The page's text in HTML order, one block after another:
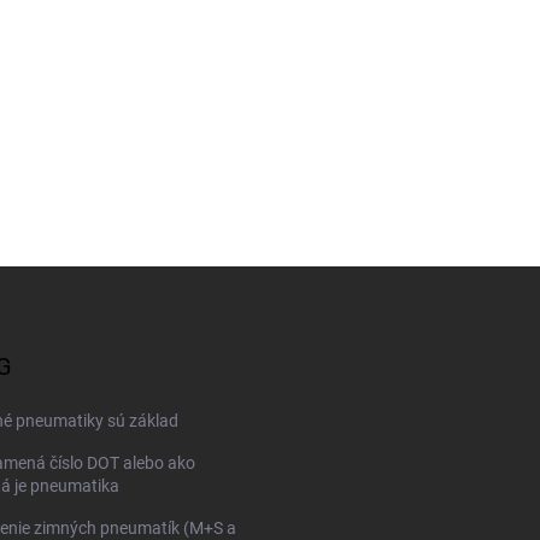
pneumatiky sú základ
číslo DOT alebo ako
je pneumatika
zimných pneumatík (M+S a